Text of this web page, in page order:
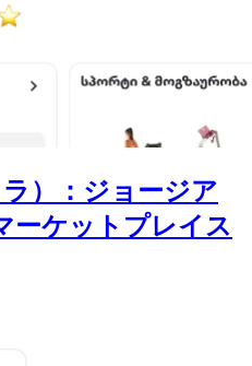
）：ジョージア
ーケットプレイス